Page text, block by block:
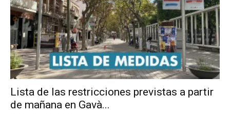
Lista de las restricciones previstas a partir
de mañana en Gavà...